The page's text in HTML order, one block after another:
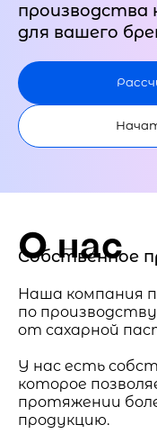
производства
для вашего
О нас
Собственное
Наша компания
по
от сахарной
У нас есть
которое
протяжении
продукцию.